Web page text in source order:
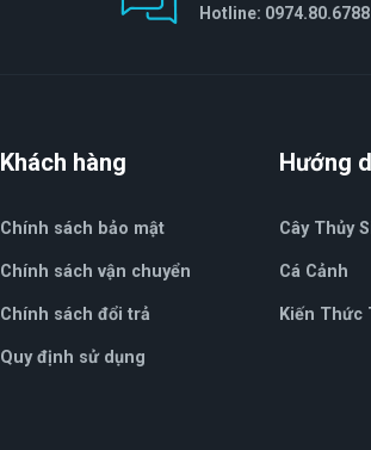
Hotline: 0974.80.6788
Khách hàng
Chính sách bảo mật
Chính sách vận chuyển
Chính sách đổi trả
Quy định sử dụng
Hướng
Cây Thủy
Cá Cảnh
Kiến Thức